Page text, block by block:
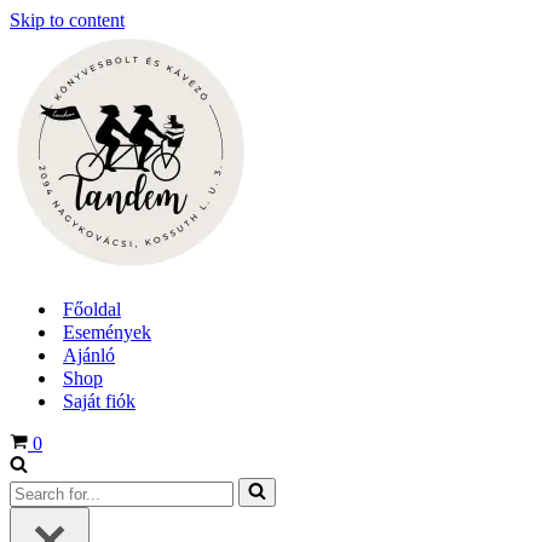
Skip to content
Főoldal
Események
Ajánló
Shop
Saját fiók
Cart
0
Search
for...